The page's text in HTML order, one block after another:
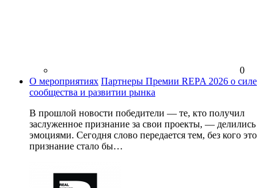
0
О мероприятиях Партнеры Премии REPA 2026 о силе
сообщества и развитии рынка
В прошлой новости победители — те, кто получил
заслуженное признание за свои проекты, — делились
эмоциями. Сегодня слово передается тем, без кого это
признание стало бы…